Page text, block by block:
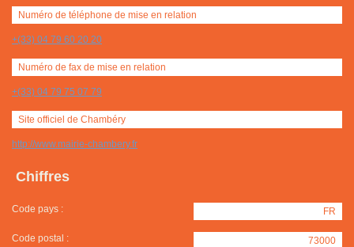
Numéro de téléphone de mise en relation
+(33) 04 79 60 20 20
Numéro de fax de mise en relation
+(33) 04 79 75 07 79
Site officiel de Chambéry
http://www.mairie-chambery.fr
Chiffres
Code pays : FR
Code postal : 73000